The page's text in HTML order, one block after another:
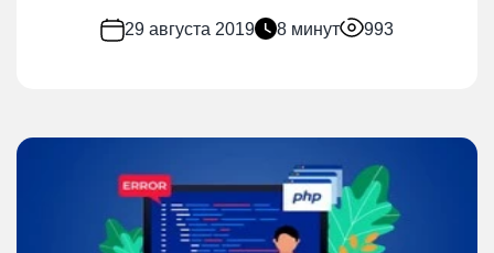
29 августа 2019 8 минут 993